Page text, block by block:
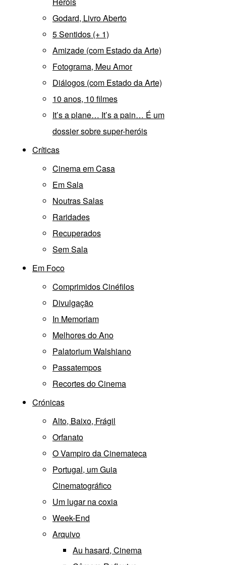
Godard, Livro Aberto
5 Sentidos (+ 1)
Amizade (com Estado da Arte)
Fotograma, Meu Amor
Diálogos (com Estado da Arte)
10 anos, 10 filmes
It’s a plane… It’s a pain… É um
dossier sobre super-heróis
Críticas
Cinema em Casa
Em Sala
Noutras Salas
Raridades
Recuperados
Sem Sala
Em Foco
Comprimidos Cinéfilos
Divulgação
In Memoriam
Melhores do Ano
Palatorium Walshiano
Passatempos
Recortes do Cinema
Crónicas
Alto, Baixo, Frágil
Orfanato
O Vampiro da Cinemateca
Portugal, um Guia
Cinematográfico
Um lugar na coxia
Week-End
Arquivo
Au hasard, Cinema